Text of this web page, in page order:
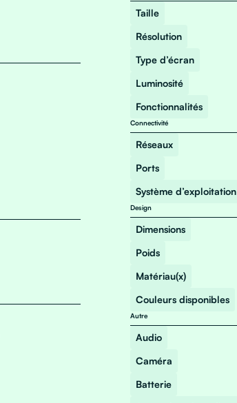
Taille
Résolution
Type d’écran
Luminosité
Fonctionnalités
Connectivité
Réseaux
Ports
Système d’exploitation
Design
Dimensions
Poids
Matériau(x)
Couleurs disponibles
Autre
Audio
Caméra
Batterie